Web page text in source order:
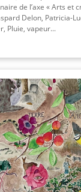
de l’axe « Arts et
Delon, Patricia-
Pluie, vapeur...